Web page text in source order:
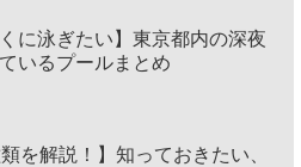
くに泳ぎたい】東京都内の深夜
いるプールまとめ
類を解説！】知っておきたい、